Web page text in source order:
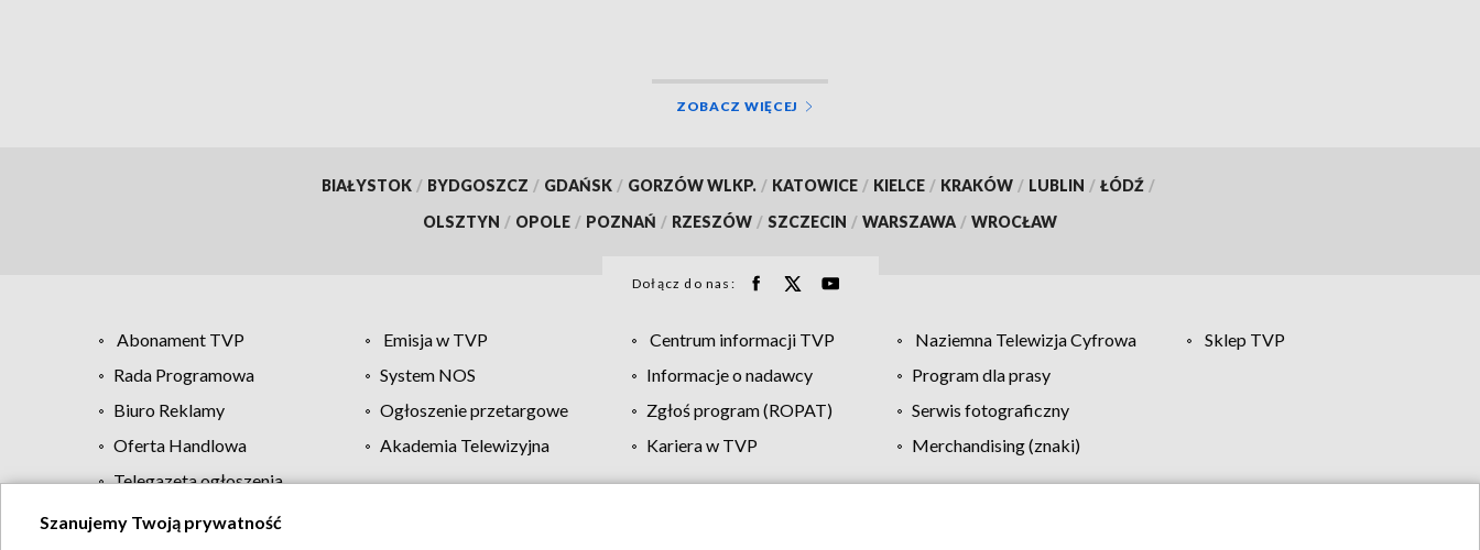
ZOBACZ WIĘCEJ
BIAŁYSTOK / BYDGOSZCZ / GDAŃSK / GORZÓW WLKP. / KATOWICE / KIELCE / KRAKÓW / LUBLIN / ŁÓDŹ /
OLSZTYN / OPOLE / POZNAŃ / RZESZÓW / SZCZECIN / WARSZAWA / WROCŁAW
Dołącz do nas:
Abonament TVP Emisja w TVP Centrum informacji TVP Naziemna Telewizja Cyfrowa
Sklep TVP
Rada Programowa
System NOS Informacje o nadawcy
Program dla prasy
Biuro Reklamy
Ogłoszenie przetargowe Zgłoś program (ROPAT)
Serwis fotograficzny
Oferta Handlowa
Akademia Telewizyjna Kariera w TVP
Merchandising (znaki)
Telegazeta ogłoszenia
Szanujemy Twoją prywatność